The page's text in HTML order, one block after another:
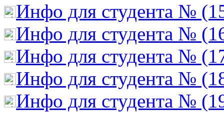
Инфо для студента №
Инфо для студента №
Инфо для студента №
Инфо для студента №
Инфо для студента №